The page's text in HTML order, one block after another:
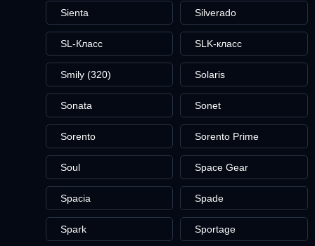
Sienta Silverado
SL-Класс SLK-класс
Smily (320) Solaris
Sonata Sonet
Sorento Sorento Prime
Soul Space Gear
Spacia Spade
Spark Sportage